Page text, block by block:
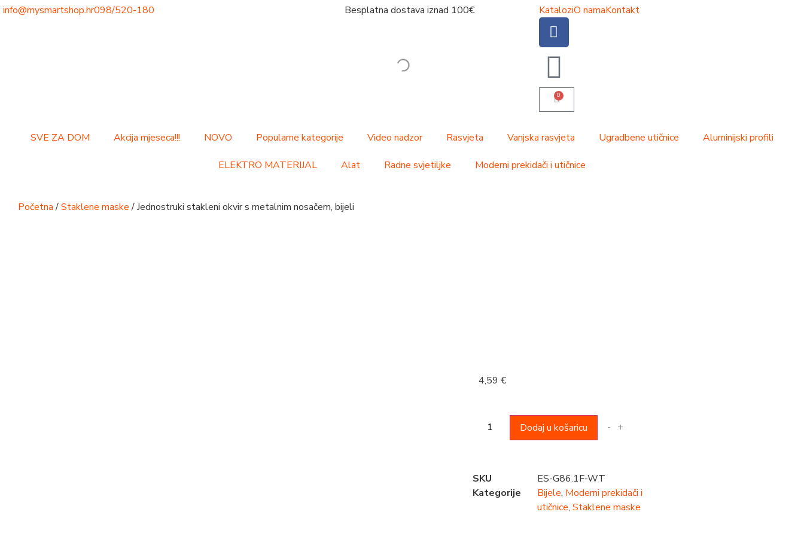
info@mysmartshop.hr098/520-180 Besplatna dostava iznad 100€ KataloziO namaKontakt
0
SVE ZA DOM Akcija mjeseca!!! NOVO Popularne kategorije Video nadzor Rasvjeta Vanjska rasvjeta Ugradbene utičnice Aluminijski profili
ELEKTRO MATERIJAL Alat Radne svjetiljke Moderni prekidači i utičnice
Početna/Staklene maske/ Jednostruki stakleni okvir s metalnim nosačem, bijeli
4,59 €
- +
Dodaj u košaricu
SKU
ES-G86.1F-WT
Kategorije
Bijele, Moderni prekidači i
utičnice, Staklene maske